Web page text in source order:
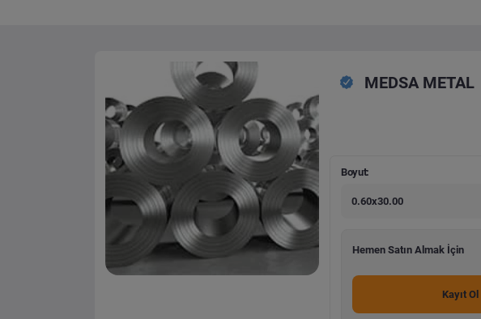
MEDSA METAL
Boyut:
0.60x30.00
Hemen Satın Almak İçin
Kayıt Ol